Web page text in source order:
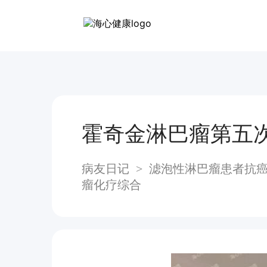
霍奇金淋巴瘤第五
病友日记 > 滤泡性淋巴瘤患者抗
瘤化疗综合